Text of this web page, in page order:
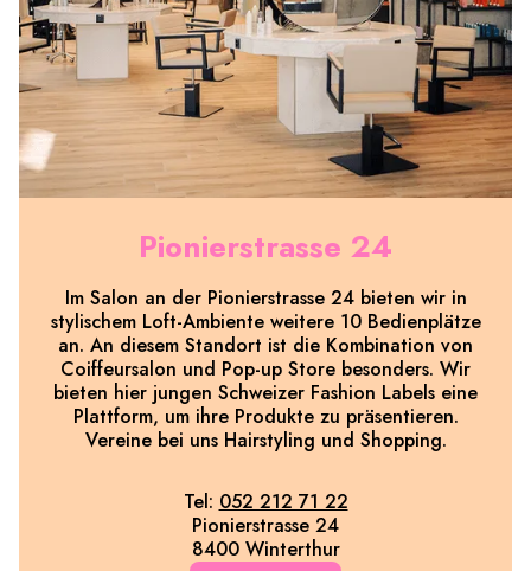
Pionierstrasse 24
Im Salon an der Pionierstrasse 24 bieten wir in
stylischem Loft-Ambiente weitere 10 Bedienplätze
an. An diesem Standort ist die Kombination von
Coiffeursalon und Pop-up Store besonders. Wir
bieten hier jungen Schweizer Fashion Labels eine
Plattform, um ihre Produkte zu präsentieren.
Vereine bei uns Hairstyling und Shopping.
Tel: 052 212 71 22
Pionierstrasse 24
8400 Winterthur